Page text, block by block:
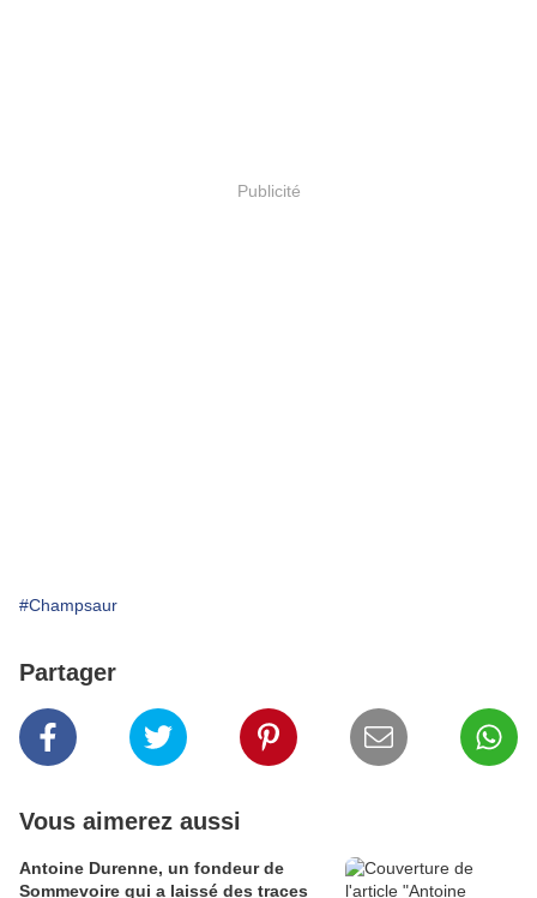
Publicité
#Champsaur
Partager
Vous aimerez aussi
Antoine Durenne, un fondeur de
Sommevoire qui a laissé des traces